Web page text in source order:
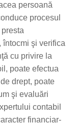
persoană
procesul
întocmi şi verifica
cu privire la
poate efectua
drept, poate
şi evaluări
contabil
financiar-